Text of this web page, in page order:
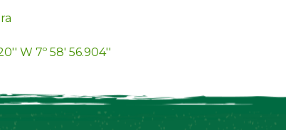
W 7º 58' 56.904''